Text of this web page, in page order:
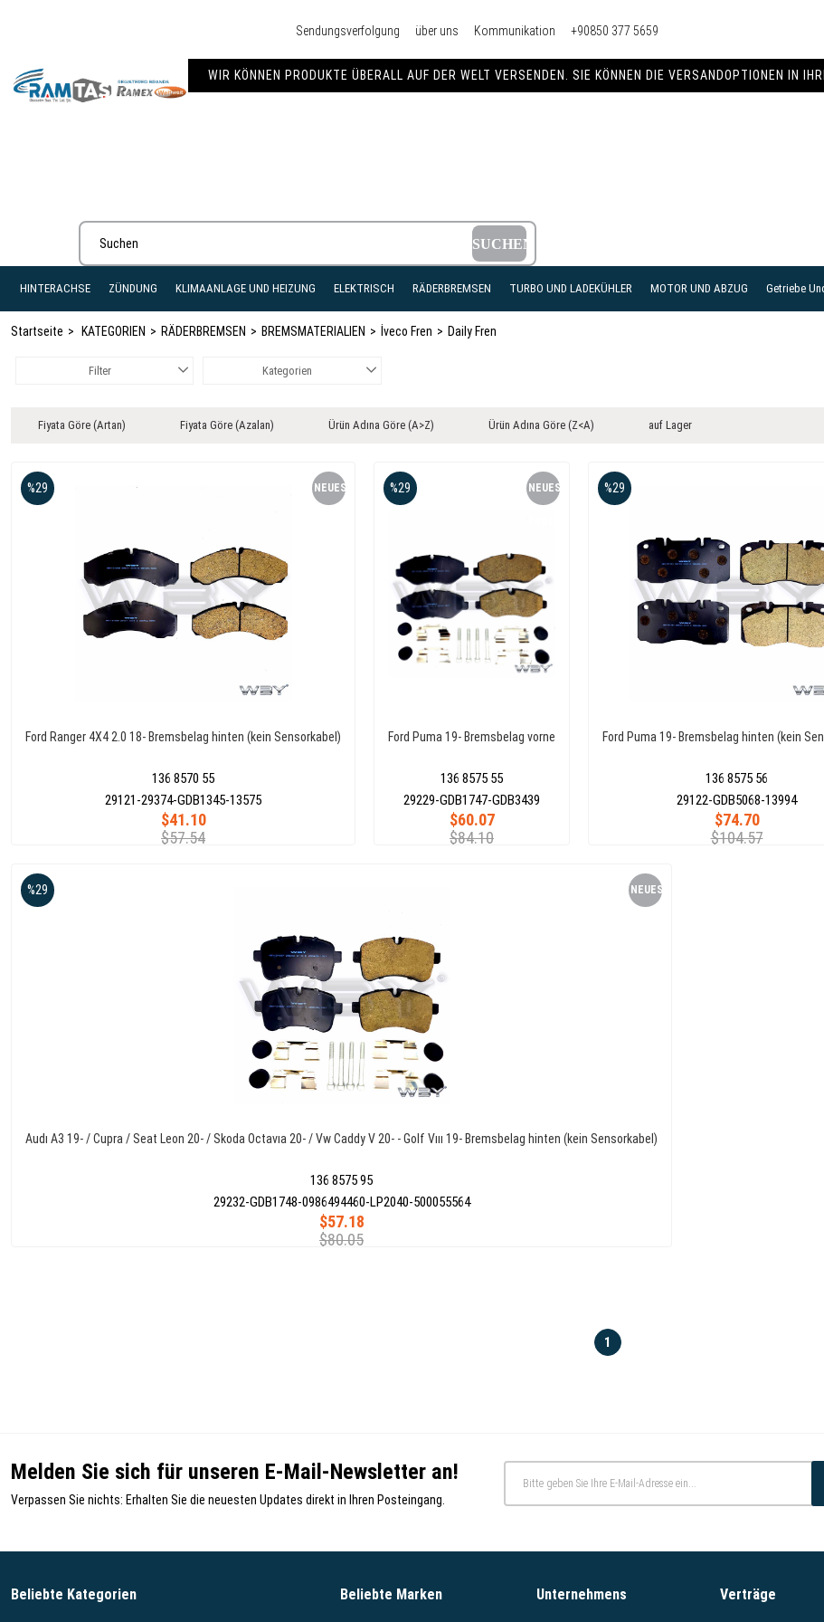
Sendungsverfolgung über uns Kommunikation +90850 377 5659
WIR KÖNNEN PRODUKTE ÜBERALL AUF DER WELT VERSENDEN. SIE KÖNNEN DIE VERSANDOPTIONEN IN
HINTERACHSE ZÜNDUNG KLIMAANLAGE UND HEIZUNG ELEKTRISCH RÄDERBREMSEN TURBO UND LADEKÜHLER MOTOR UND ABZUG Getriebe
Startseite KATEGORIEN RÄDERBREMSEN BREMSMATERIALIEN İveco Fren Daily Fren
Filter Kategorien
Fiyata Göre (Artan) Fiyata Göre (Azalan) Ürün Adına Göre (A>Z) Ürün Adına Göre (Z<A) auf Lager
Ford Ranger 4X4 2.0 18- Bremsbelag hinten (kein Sensorkabel)
136 8570 55
$41.10
$57.54
%29 NEUES
29121-29374-GDB1345-13575
Ford Puma 19- Bremsbelag vorne
136 8575 55
$60.07
$84.10
%29 NEUES
29229-GDB1747-GDB3439
Ford Puma 19- Bremsbelag hinten (kein
136 8575 56
$74.70
$104.57
%29
29122-GDB5068-13994
Audı A3 19- / Cupra / Seat Leon 20- / Skoda Octavıa 20- / Vw Caddy V 20- - Golf Vııı 19- Bremsbelag hinten (kein Sensorkabel)
136 8575 95
$57.18
$80.05
%29 NEUES
29232-GDB1748-0986494460-LP2040-500055564
1
Melden Sie sich für unseren E-Mail-Newsletter an!
Verpassen Sie nichts: Erhalten Sie die neuesten Updates direkt in Ihren Posteingang.
Beliebte Kategorien Beliebte Marken Unternehmens Verträge